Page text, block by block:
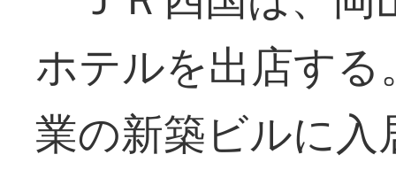
ホテルを出店す
業の新築ビルに